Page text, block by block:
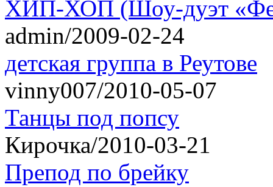
ХИП-ХОП (Шоу-дуэт
admin/2009-02-24
детская группа в Реутове
vinny007/2010-05-07
Танцы под попсу
Кирочка/2010-03-21
Препод по брейку